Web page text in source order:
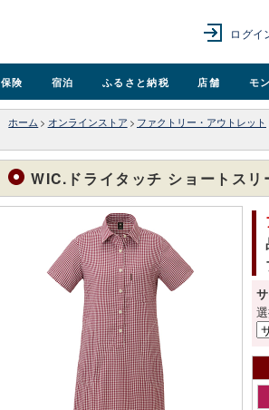
ログイ
保険 宿泊 ふるさと納税 店舗 モ
ホーム > オンラインストア > ファクトリー・アウトレット
WIC.ドライタッチ ショートスリ